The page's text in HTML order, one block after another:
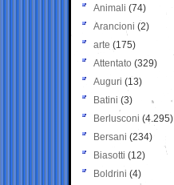
Animali (74)
Arancioni (2)
arte (175)
Attentato (329)
Auguri (13)
Batini (3)
Berlusconi (4.295)
Bersani (234)
Biasotti (12)
Boldrini (4)